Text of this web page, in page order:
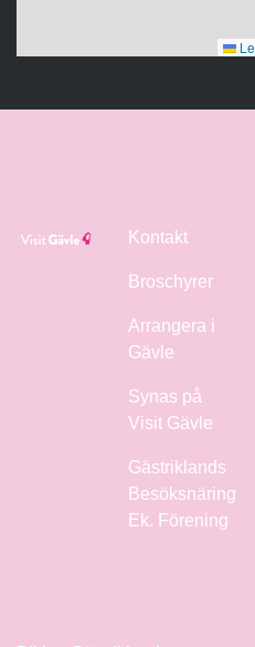
Kontakt
Broschyrer
Arrangera i
Gävle
Synas på
Visit Gävle
Gästriklands
Besöksnäring
Ek. Förening